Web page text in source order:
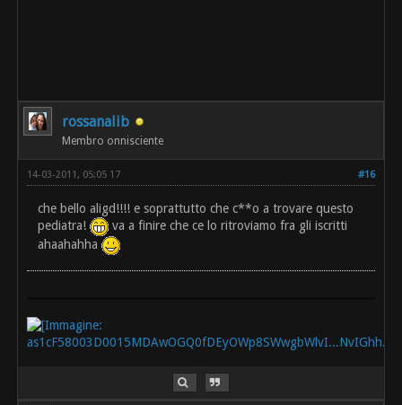
rossanalib
Membro onnisciente
#16
14-03-2011, 05:05 17
che bello aligd!!!! e soprattutto che c**o a trovare questo
pediatra!
va a finire che ce lo ritroviamo fra gli iscritti
ahaahahha